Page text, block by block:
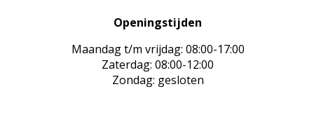
Openingstijden
Maandag t/m vrijdag: 08:00-17:00
Zaterdag: 08:00-12:00
Zondag: gesloten